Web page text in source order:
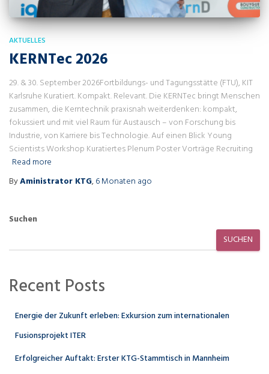
AKTUELLES
KERNTec 2026
29. & 30. September 2026Fortbildungs- und Tagungsstätte (FTU), KIT
Karlsruhe Kuratiert. Kompakt. Relevant. Die KERNTec bringt Menschen
zusammen, die Kerntechnik praxisnah weiterdenken: kompakt,
fokussiert und mit viel Raum für Austausch – von Forschung bis
Industrie, von Karriere bis Technologie. Auf einen Blick Young
Scientists Workshop Kuratiertes Plenum Poster Vorträge Recruiting
Read more
ByAministrator KTG,6 Monaten ago
Suchen
SUCHEN
Recent Posts
Energie der Zukunft erleben: Exkursion zum internationalen
Fusionsprojekt ITER
Erfolgreicher Auftakt: Erster KTG-Stammtisch in Mannheim